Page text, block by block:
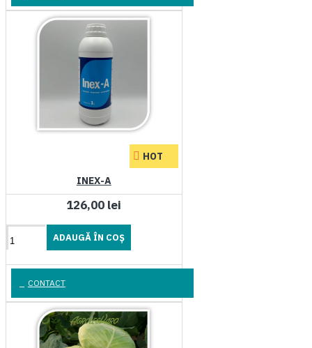
HOT
INEX-A
126,00 lei
ADAUGĂ ÎN COŞ
CONTACT